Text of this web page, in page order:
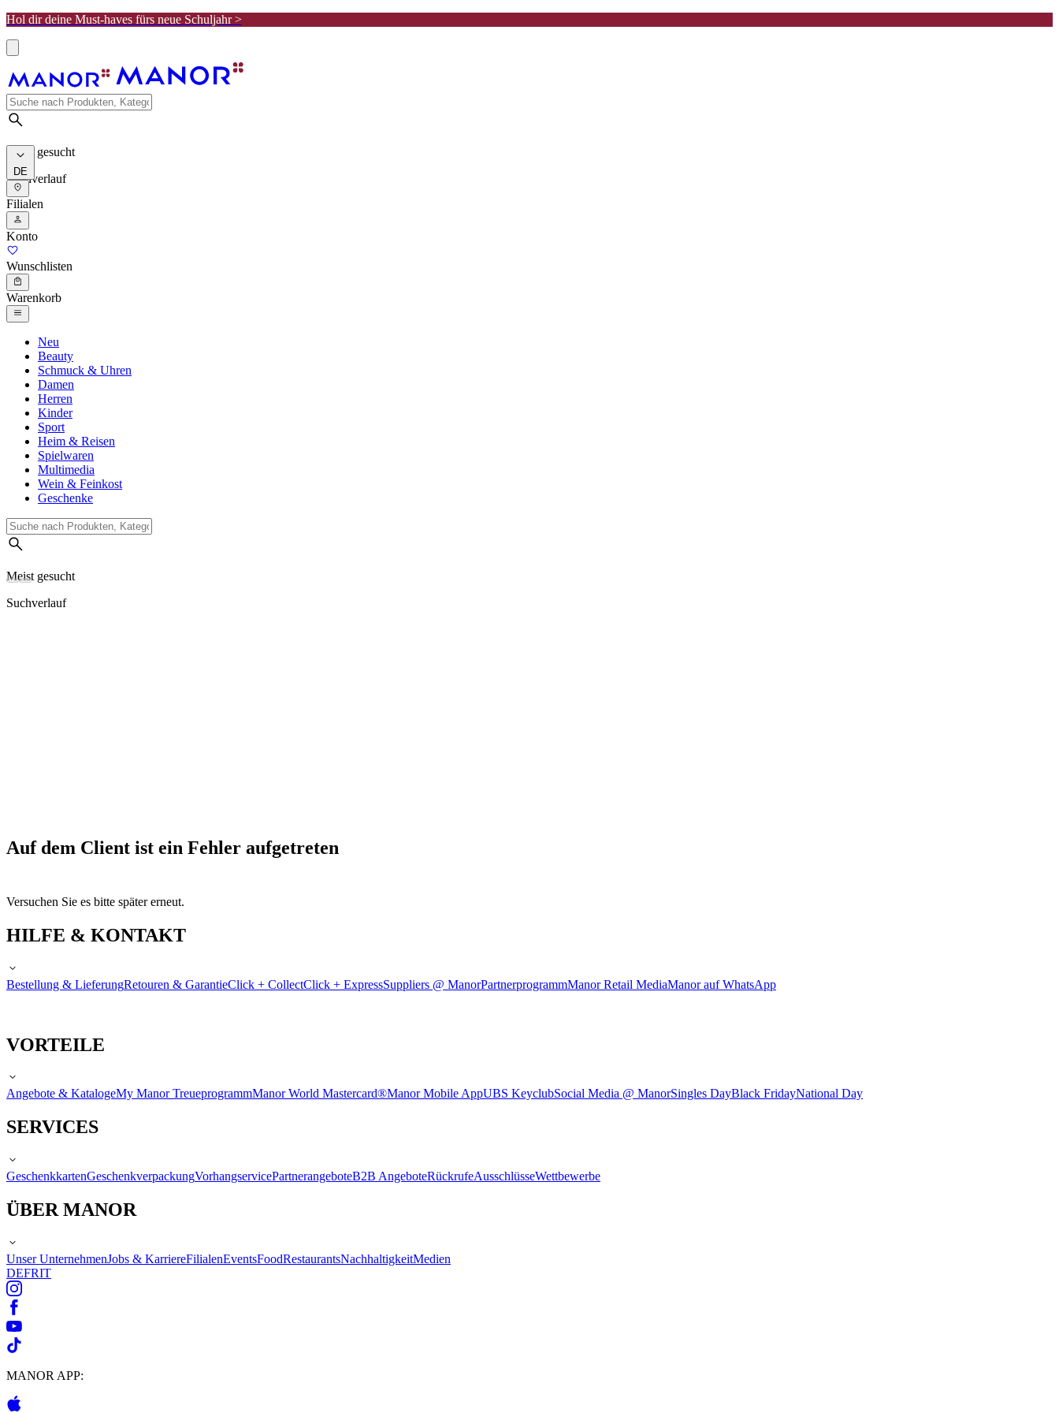
Hol dir deine Must-haves fürs neue Schuljahr >
Meist gesucht
Suchverlauf
DE
Filialen
Konto
Wunschlisten
Warenkorb
Neu
Beauty
Schmuck & Uhren
Damen
Herren
Kinder
Sport
Heim & Reisen
Spielwaren
Multimedia
Wein & Feinkost
Geschenke
Meist gesucht
Suchverlauf
Auf dem Client ist ein Fehler aufgetreten
Versuchen Sie es bitte später erneut.
HILFE & KONTAKT
Bestellung & LieferungRetouren & GarantieClick + CollectClick + ExpressSuppliers @ ManorPartnerprogrammManor Retail MediaManor auf WhatsApp
VORTEILE
Angebote & KatalogeMy Manor TreueprogrammManor World Mastercard®Manor Mobile AppUBS KeyclubSocial Media @ ManorSingles DayBlack FridayNational Day
SERVICES
GeschenkkartenGeschenkverpackungVorhangservicePartnerangeboteB2B AngeboteRückrufeAusschlüsseWettbewerbe
ÜBER MANOR
Unser UnternehmenJobs & KarriereFilialenEventsFoodRestaurantsNachhaltigkeitMedien
DEFRIT
MANOR APP: